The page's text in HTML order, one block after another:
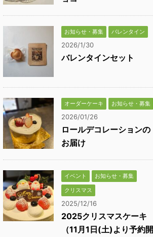
お知らせ・募集 バレンタイン
2026/1/30
バレンタインセット
オーダーケーキ お知らせ・募集
2026/01/26
ロールデコレーションの
お届け
イベント
お知らせ・募集
クリスマス
2025/12/16
2025クリスマスケーキ
（11月1日(土)より予約開